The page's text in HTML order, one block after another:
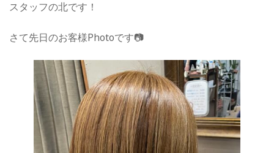
スタッフの北です！
さて先日のお客様Photoです📷